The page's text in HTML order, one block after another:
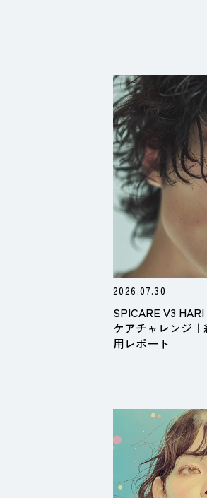
2026.07.30
SPICARE V3
ケアチャレンジ
用レポート